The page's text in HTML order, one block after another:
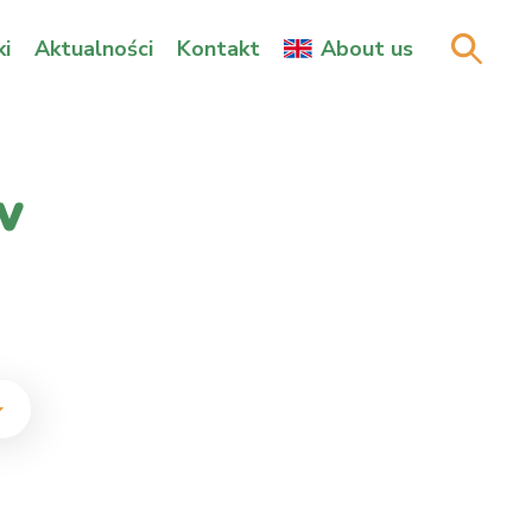
Aktualności Kontakt About us